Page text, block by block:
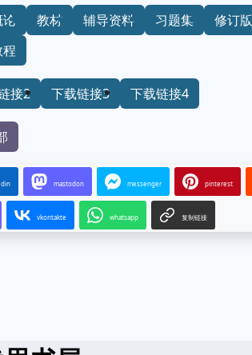
教材 辅导资料 习题集 修订版
接2 下载链接3 下载链接4
mastodon messenger pinterest
vkontakte whatsapp 复制链接